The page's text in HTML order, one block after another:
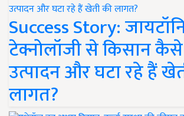
Success Story:
टेक्नोलॉजी से किसान
उत्पादन और घटा रहे हैं
लागत?